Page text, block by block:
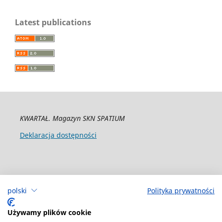
polski Polityka prywatności
Używamy plików cookie
Latest publications
KWARTAŁ. Magazyn SKN SPATIUM
Deklaracja dostępności